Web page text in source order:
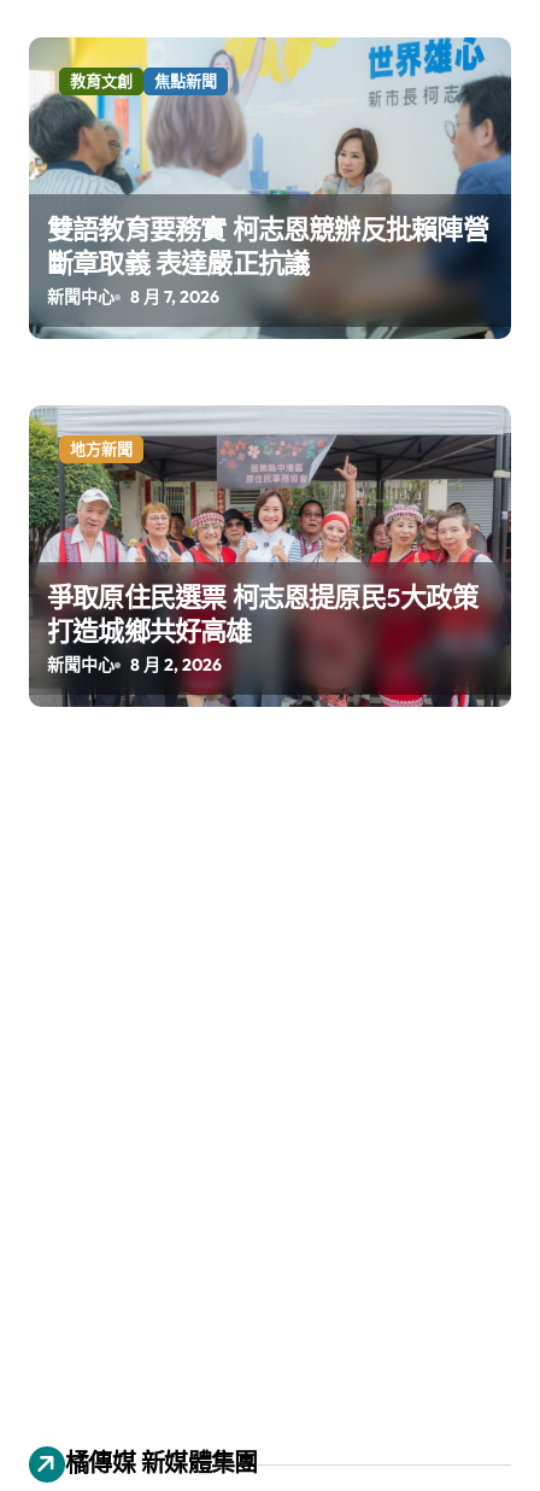
教育文創 焦點新聞
雙語教育要務實 柯志恩競辦反批賴陣營
斷章取義 表達嚴正抗議
新聞中心 8 月 7, 2026
地方新聞
爭取原住民選票 柯志恩提原民5大政策
打造城鄉共好高雄
新聞中心 8 月 2, 2026
橘傳媒 新媒體集團